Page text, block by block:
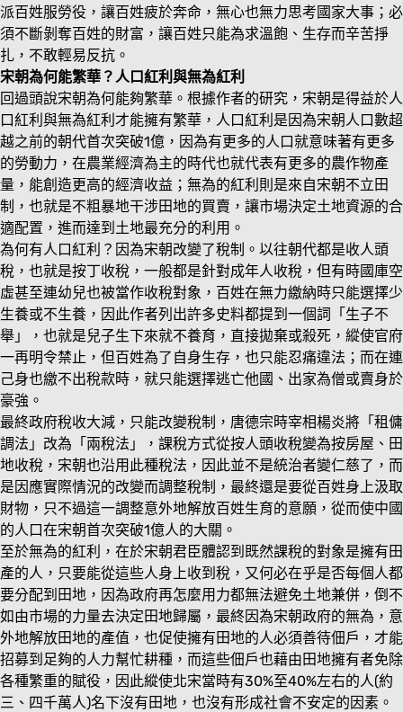
派百姓服勞役，讓百姓疲於奔命，無心也無力思考國家大事；必
須不斷剝奪百姓的財富，讓百姓只能為求溫飽、生存而辛苦掙
扎，不敢輕易反抗。
宋朝為何能繁華？人口紅利與無為紅利
回過頭說宋朝為何能夠繁華。根據作者的研究，宋朝是得益於人
口紅利與無為紅利才能擁有繁華，人口紅利是因為宋朝人口數超
越之前的朝代首次突破1億，因為有更多的人口就意味著有更多
的勞動力，在農業經濟為主的時代也就代表有更多的農作物產
量，能創造更高的經濟收益；無為的紅利則是來自宋朝不立田
制，也就是不粗暴地干涉田地的買賣，讓市場決定土地資源的合
適配置，進而達到土地最充分的利用。
為何有人口紅利？因為宋朝改變了稅制。以往朝代都是收人頭
稅，也就是按丁收稅，一般都是針對成年人收稅，但有時國庫空
虛甚至連幼兒也被當作收稅對象，百姓在無力繳納時只能選擇少
生養或不生養，因此作者列出許多史料都提到一個詞「生子不
舉」，也就是兒子生下來就不養育，直接拋棄或殺死，縱使官府
一再明令禁止，但百姓為了自身生存，也只能忍痛違法；而在連
己身也繳不出稅款時，就只能選擇逃亡他國、出家為僧或賣身於
豪強。
最終政府稅收大減，只能改變稅制，唐德宗時宰相楊炎將「租傭
調法」改為「兩稅法」，課稅方式從按人頭收稅變為按房屋、田
地收稅，宋朝也沿用此種稅法，因此並不是統治者變仁慈了，而
是因應實際情況的改變而調整稅制，最終還是要從百姓身上汲取
財物，只不過這一調整意外地解放百姓生育的意願，從而使中國
的人口在宋朝首次突破1億人的大關。
至於無為的紅利，在於宋朝君臣體認到既然課稅的對象是擁有田
產的人，只要能從這些人身上收到稅，又何必在乎是否每個人都
要分配到田地，因為政府再怎麼用力都無法避免土地兼併，倒不
如由市場的力量去決定田地歸屬，最終因為宋朝政府的無為，意
外地解放田地的產值，也促使擁有田地的人必須善待佃戶，才能
招募到足夠的人力幫忙耕種，而這些佃戶也藉由田地擁有者免除
各種繁重的賦役，因此縱使北宋當時有30%至40%左右的人(約
三、四千萬人)名下沒有田地，也沒有形成社會不安定的因素。